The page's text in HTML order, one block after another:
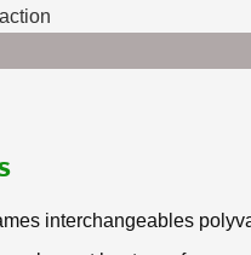
interchangeables